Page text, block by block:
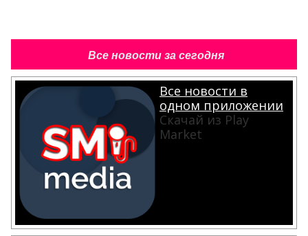
Все новости за сегодня
Все новости в
одном приложении
Скачай из Play
Market